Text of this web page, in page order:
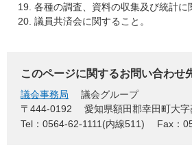
各種の調査、資料の収集及び統計に
議員共済会に関すること。
このページに関するお問い合わせ
議会事務局
議会グループ
〒444-0192
愛知県額田郡幸田町大
Tel：0564-62-1111(内線511)
Fax：